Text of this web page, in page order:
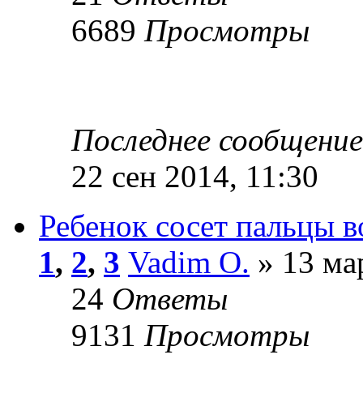
6689 Просмотры
Последнее
22 сен 2014, 11:30
Ребенок сосет пальцы
1, 2, 3 Vadim O. » 13
24 Ответы
9131 Просмотры